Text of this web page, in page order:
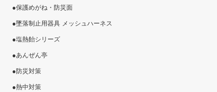
●保護めがね・防災面
●墜落制止用器具 メッシュハーネス
●塩熱飴シリーズ
●あんぜん亭
●防災対策
●熱中対策